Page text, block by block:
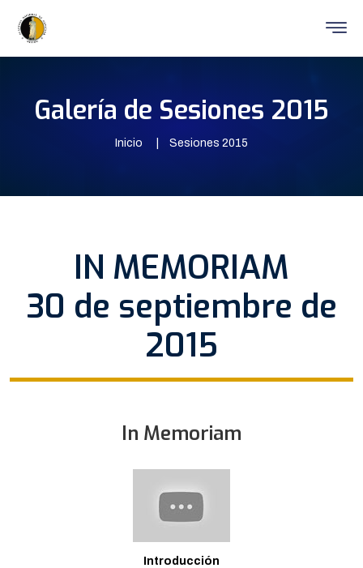
Galería de Sesiones 2015
Inicio Sesiones 2015
IN MEMORIAM
30 de septiembre de
2015
In Memoriam
Introducción